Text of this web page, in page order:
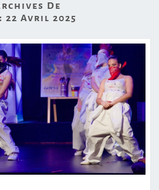
De
22 Avril 2025